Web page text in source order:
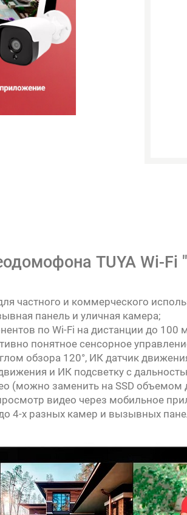
TUYA Wi-Fi
частного и коммерческого
панель и уличная камера;
по Wi-Fi на дистанции до 100
понятное сенсорное
обзора 120°, ИК датчик
и ИК подсветку с
(можно заменить на SSD объемом
видео через мобильное
4-х разных камер и вызывных